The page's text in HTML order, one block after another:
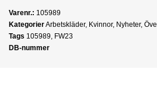
Varenr.: 105989
KategorierArbetskläder, Kvinnor, Nyheter,
Tags 105989, FW23
DB-nummer